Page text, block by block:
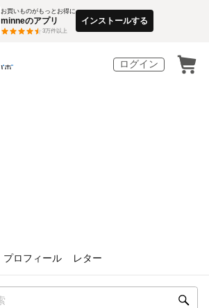
お買いものがもっとお得に
minneのアプリ
3万件以上
インストールする
ログイン
プロフィール レター